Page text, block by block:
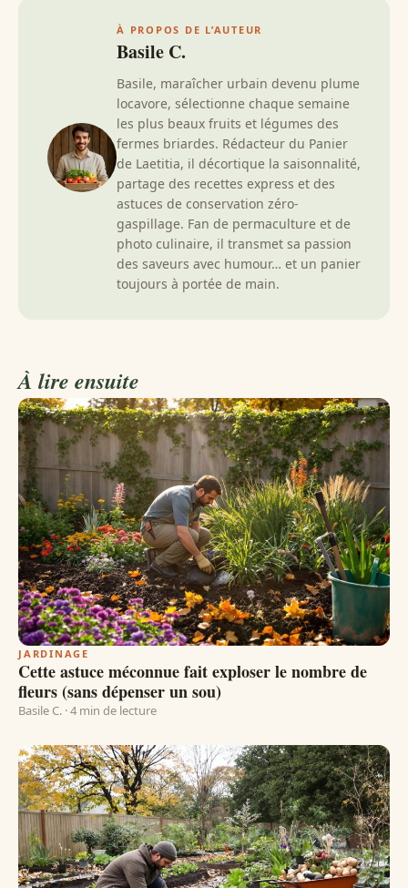
À PROPOS DE L’AUTEUR
Basile C.
Basile, maraîcher urbain devenu plume
locavore, sélectionne chaque semaine
les plus beaux fruits et légumes des
fermes briardes. Rédacteur du Panier
de Laetitia, il décortique la saisonnalité,
partage des recettes express et des
astuces de conservation zéro-
gaspillage. Fan de permaculture et de
photo culinaire, il transmet sa passion
des saveurs avec humour… et un panier
toujours à portée de main.
À lire ensuite
JARDINAGE
Cette astuce méconnue fait exploser le nombre de
fleurs (sans dépenser un sou)
Basile C. · 4 min de lecture